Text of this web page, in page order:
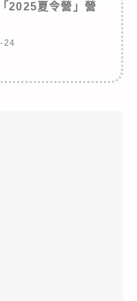
2025夏令營」營
24